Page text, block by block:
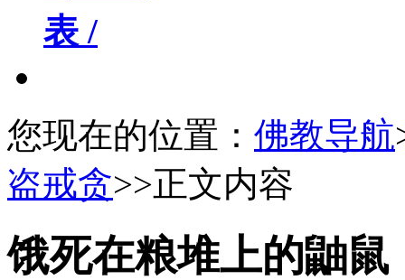
表 /
您现在的位置： 佛教导航
盗戒贪>>正文内容
饿死在粮堆上的鼬鼠